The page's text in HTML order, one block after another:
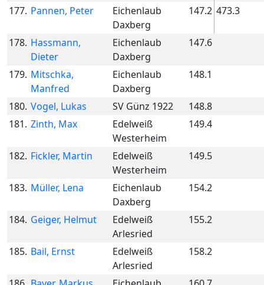
177. Pannen, Peter
Eichenlaub
Daxberg
147.2 473.3
178. Hassmann,
Dieter
Eichenlaub
Daxberg
147.6
179. Mitschka,
Manfred
Eichenlaub
Daxberg
148.1
180. Vogel, Lukas SV Günz 1922
148.8
181. Zinth, Max
Edelweiß
Westerheim
149.4
182. Fickler, Martin
Edelweiß
Westerheim
149.5
183. Müller, Lena
Eichenlaub
Daxberg
154.2
184. Geiger, Helmut
Edelweiß
Arlesried
155.2
185. Bail, Ernst
Edelweiß
Arlesried
158.2